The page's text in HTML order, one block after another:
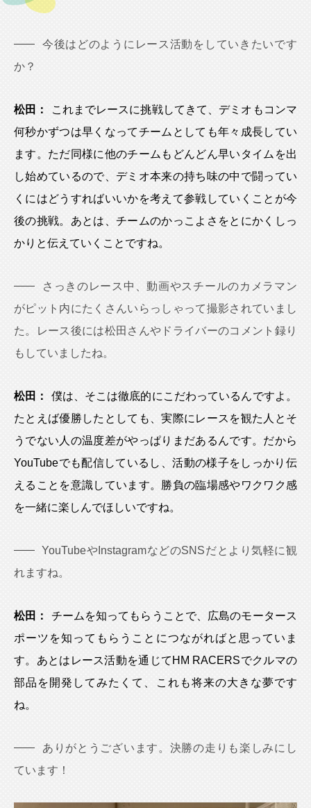
今後はどのようにレース活動をしていきたいです
か？
松田：
これまでレースに挑戦してきて、デミオもコンマ
何秒かずつは早くなってチームとしても年々成長してい
ます。ただ同様に他のチームもどんどん早いタイムを出
し始めているので、デミオ本来の持ち味の中で闘ってい
くにはどうすればいいかを考えて参戦していくことが今
後の挑戦。あとは、チームのかっこよさをとにかくしっ
かりと伝えていくことですね。
さっきのレース中、動画やスチールのカメラマン
がピット内にたくさんいらっしゃって撮影されていまし
た。レース後には松田さんやドライバーのコメント録り
もしていましたね。
松田：
僕は、そこは徹底的にこだわっているんですよ。
たとえば優勝したとしても、実際にレースを観た人とそ
うでない人の温度差がやっぱりまだあるんです。だから
YouTubeでも配信しているし、活動の様子をしっかり伝
えることを意識しています。勝負の臨場感やワクワク感
を一緒に楽しんでほしいですね。
YouTubeやInstagramなどのSNSだとより気軽に観
れますね。
松田：
チームを知ってもらうことで、広島のモータース
ポーツを知ってもらうことにつながればと思っていま
す。あとはレース活動を通じてHM RACERSでクルマの
部品を開発してみたくて、これも将来の大きな夢です
ね。
ありがとうございます。決勝の走りも楽しみにし
ています！